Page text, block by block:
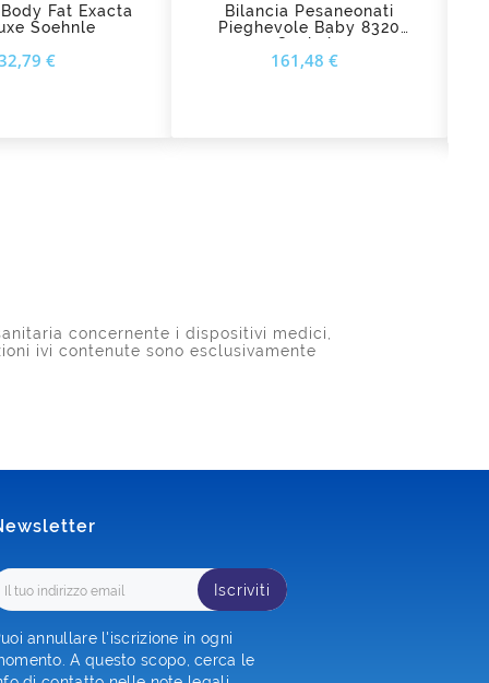
Fat Exacta
Soehnle
€
Bilancia Pesaneonati
Pieghevole Baby 8320
Soehnle
161,48 €
concernente i dispositivi medici,
ivi contenute sono esclusivamente
Iscriviti
annullare l'iscrizione in ogni
A questo scopo, cerca le